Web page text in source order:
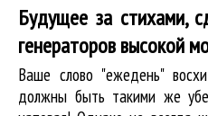
Будущее за стихами,
генераторов высокой
Ваше слово "ежедень"
должны быть такими же